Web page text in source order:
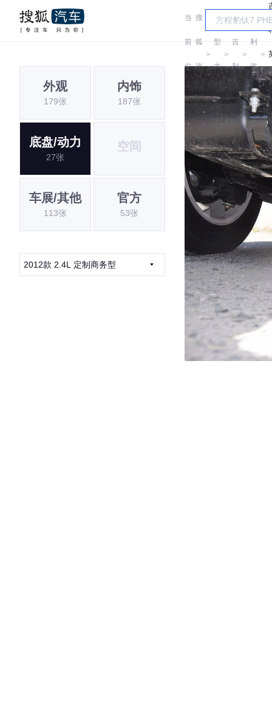
当
前
位
搜
狐
汽
车
＞
车
型
大
＞
吉
利
＞
吉
利
汽
车
＞
外观
179张
内饰
187张
底盘/动力
27张
空间
车展/其他
113张
官方
53张
2012款 2.4L 定制商务型